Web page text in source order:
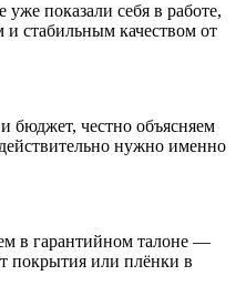
показали себя в работе,
стабильным качеством от
бюджет, честно объясняем
нужно именно
в гарантийном талоне —
покрытия или плёнки в